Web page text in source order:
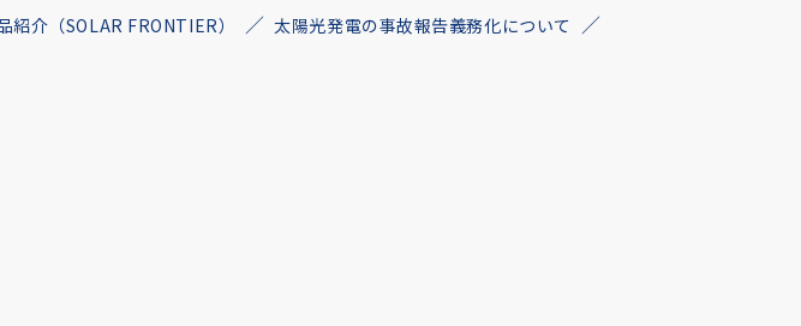
紹介（SOLAR FRONTIER）
太陽光発電の事故報告義務化について